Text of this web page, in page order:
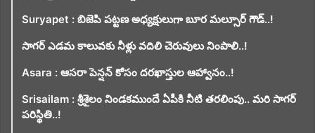
Suryapet : బిజెపి పట్టణ అధ్యక్షులుగా బూర మల్సూర్ గౌడ్..!
సాగర్ ఎడమ కాలువకు నీళ్లు వదిలి చెరువులు నింపాలి..!
Asara : ఆసరా పెన్షన్ కోసం దరఖాస్తుల ఆహ్వానం..!
Srisailam : శ్రీశైలం నిండకముందే ఏపీకి నీటి తరలింపు.. మరి సాగర్
పరిస్థితి..!